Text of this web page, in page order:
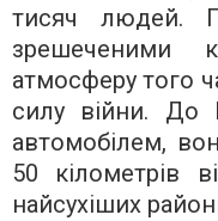
тисяч людей.
зрешеченими
атмосферу того
силу війни. До
автомобілем,
50 кілометрів
найсухіших